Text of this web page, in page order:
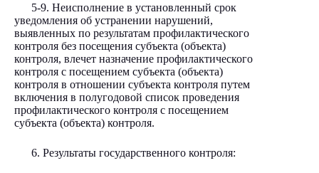
5-9. Неисполнение в установленный срок
уведомления об устранении нарушений,
выявленных по результатам профилактического
контроля без посещения субъекта (объекта)
контроля, влечет назначение профилактического
контроля с посещением субъекта (объекта)
контроля в отношении субъекта контроля путем
включения в полугодовой список проведения
профилактического контроля с посещением
субъекта (объекта) контроля.
6. Результаты государственного контроля: